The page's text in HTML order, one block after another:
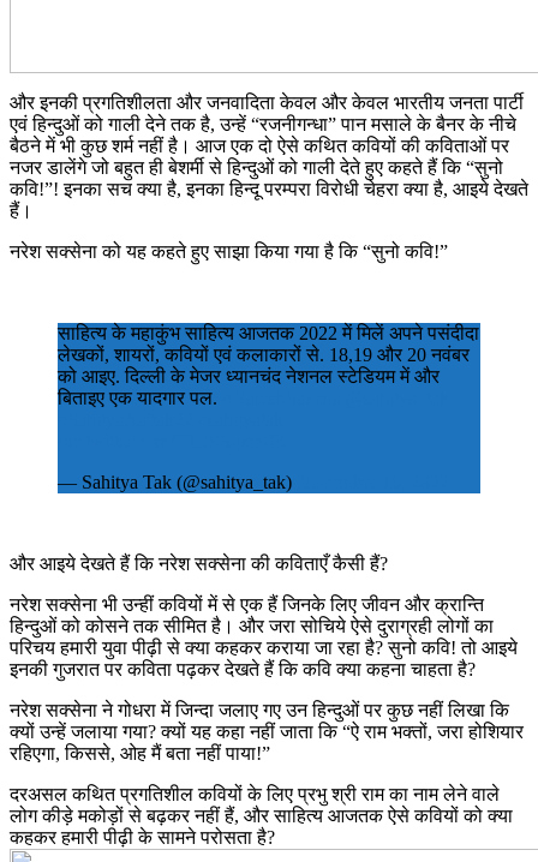
और इनकी प्रगतिशीलता और जनवादिता केवल और केवल भारतीय जनता पार्टी
एवं हिन्दुओं को गाली देने तक है, उन्हें “रजनीगन्धा” पान मसाले के बैनर के नीचे
बैठने में भी कुछ शर्म नहीं है। आज एक दो ऐसे कथित कवियों की कविताओं पर
नजर डालेंगे जो बहुत ही बेशर्मी से हिन्दुओं को गाली देते हुए कहते हैं कि “सुनो
कवि!”! इनका सच क्या है, इनका हिन्दू परम्परा विरोधी चेहरा क्या है, आइये देखते
हैं।
नरेश सक्सेना को यह कहते हुए साझा किया गया है कि “सुनो कवि!”
साहित्य के महाकुंभ साहित्य आजतक 2022 में मिलें अपने पसंदीदा
लेखकों, शायरों, कवियों एवं कलाकारों से. 18,19 और 20 नवंबर
को आइए. दिल्ली के मेजर ध्यानचंद नेशनल स्टेडियम में और
बिताइए एक यादगार पल.
— Sahitya Tak (@sahitya_tak)
और आइये देखते हैं कि नरेश सक्सेना की कविताएँ कैसी हैं?
नरेश सक्सेना भी उन्हीं कवियों में से एक हैं जिनके लिए जीवन और क्रान्ति
हिन्दुओं को कोसने तक सीमित है। और जरा सोचिये ऐसे दुराग्रही लोगों का
परिचय हमारी युवा पीढ़ी से क्या कहकर कराया जा रहा है? सुनो कवि! तो आइये
इनकी गुजरात पर कविता पढ़कर देखते हैं कि कवि क्या कहना चाहता है?
नरेश सक्सेना ने गोधरा में जिन्दा जलाए गए उन हिन्दुओं पर कुछ नहीं लिखा कि
क्यों उन्हें जलाया गया? क्यों यह कहा नहीं जाता कि “ऐ राम भक्तों, जरा होशियार
रहिएगा, किससे, ओह मैं बता नहीं पाया!”
दरअसल कथित प्रगतिशील कवियों के लिए प्रभु श्री राम का नाम लेने वाले
लोग कीड़े मकोड़ों से बढ़कर नहीं हैं, और साहित्य आजतक ऐसे कवियों को क्या
कहकर हमारी पीढ़ी के सामने परोसता है?